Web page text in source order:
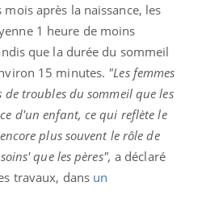
après la naissance, les
1 heure de moins
que la durée du sommeil
15 minutes. "Les femmes
troubles du sommeil que les
d'un enfant, ce qui reflète le
plus souvent le rôle de
que les pères", a déclaré
travaux, dans un